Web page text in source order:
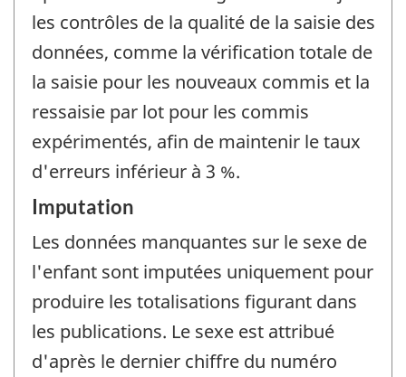
les contrôles de la qualité de la saisie des
données, comme la vérification totale de
la saisie pour les nouveaux commis et la
ressaisie par lot pour les commis
expérimentés, afin de maintenir le taux
d'erreurs inférieur à 3 %.
Imputation
Les données manquantes sur le sexe de
l'enfant sont imputées uniquement pour
produire les totalisations figurant dans
les publications. Le sexe est attribué
d'après le dernier chiffre du numéro